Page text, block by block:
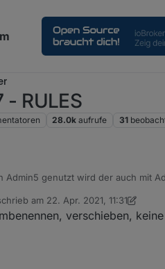
RULES
28.0k aufrufe 31
genutzt wird der auch mit
am 22. Apr. 2021, 11:31
editiert von crunchip
verschieben,